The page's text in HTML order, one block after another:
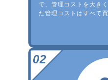
で、管理コストを大き
た管理コストはすべて